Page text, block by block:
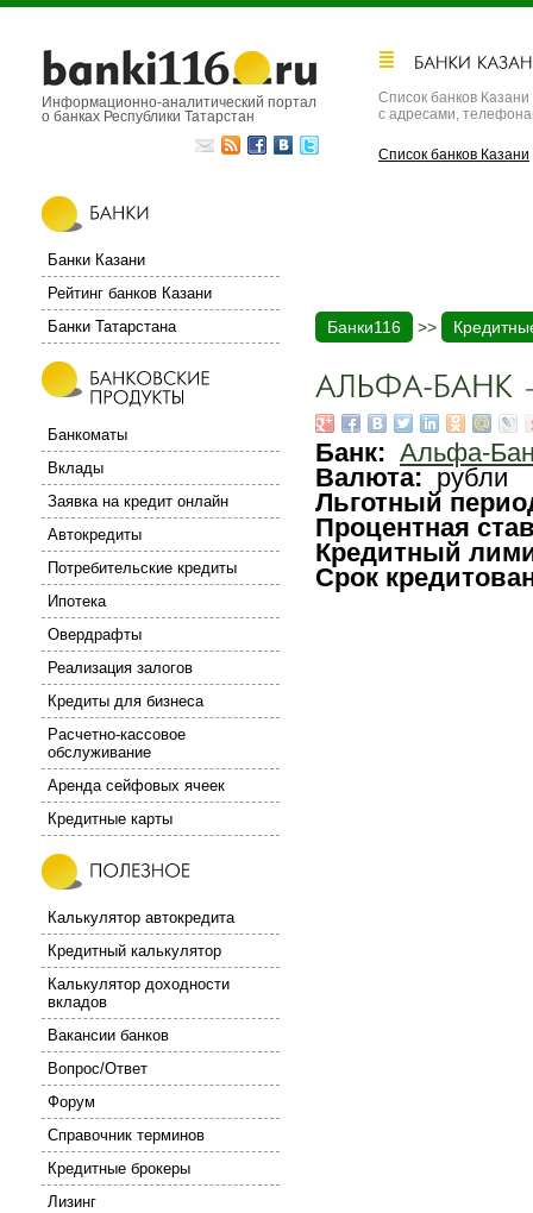
Банки116 >>
Банк: Альфа-
Валюта: рубли
Льготный
Процентная
Кредитный
Срок
Информационно-аналитический портал
о банках Республики Татарстан
Список банков Казани
с адресами,
Список банков Казани
Банки Казани
Рейтинг банков Казани
Банки Татарстана
Банкоматы
Вклады
Заявка на кредит онлайн
Автокредиты
Потребительские кредиты
Ипотека
Овердрафты
Реализация залогов
Кредиты для бизнеса
Расчетно-кассовое
обслуживание
Аренда сейфовых ячеек
Кредитные карты
Калькулятор автокредита
Кредитный калькулятор
Калькулятор доходности
вкладов
Вакансии банков
Вопрос/Ответ
Форум
Справочник терминов
Кредитные брокеры
Лизинг